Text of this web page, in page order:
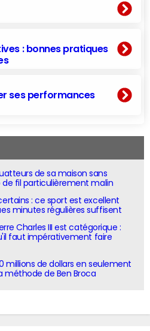
: bonnes pratiques
ses performances
de sa maison sans
fil particulièrement malin
: ce sport est excellent
minutes régulières suffisent
Charles III est catégorique :
faut impérativement faire
millions de dollars en seulement
méthode de Ben Broca